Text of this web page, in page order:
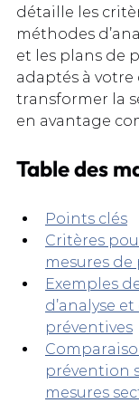
détaille les
méthodes
et les plans de
adaptés à
transformer la
en avantage
Table des
Points clés
Critères
mesures
Exemples
d’analyse
préventives
prévention
mesures